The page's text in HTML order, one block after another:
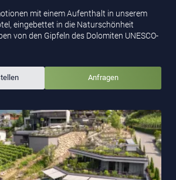
mit einem Aufenthalt in unserem
eingebettet in die Naturschönheit
von den Gipfeln des Dolomiten UNESCO-
Anfragen